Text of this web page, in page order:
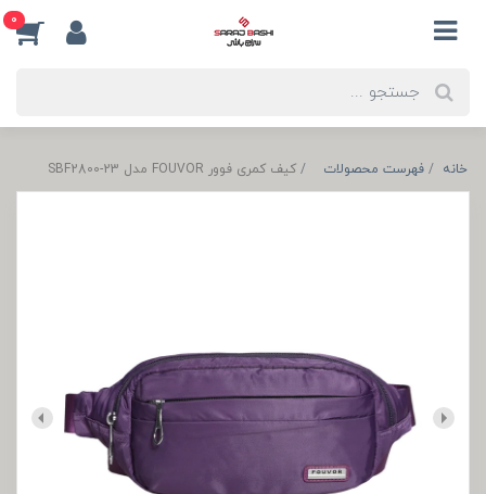
0
خانه فهرست محصولات کیف کمری فوور FOUVOR مدل SBF2800-23